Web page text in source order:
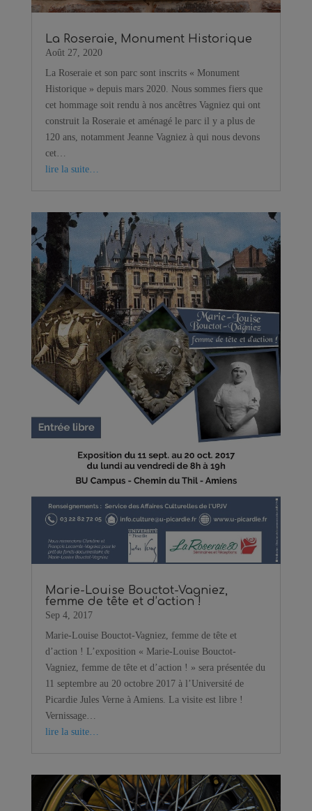
La Roseraie, Monument Historique
Août 27, 2020
La Roseraie et son parc sont inscrits « Monument
Historique » depuis mars 2020. Nous sommes fiers que
cet hommage soit rendu à nos ancêtres Vagniez qui ont
construit la Roseraie et aménagé le parc il y a plus de
120 ans, notamment Jeanne Vagniez à qui nous devons
cet…
lire la suite…
Marie-Louise Bouctot-Vagniez,
femme de tête et d’action !
Sep 4, 2017
Marie-Louise Bouctot-Vagniez, femme de tête et
d’action ! L’exposition « Marie-Louise Bouctot-
Vagniez, femme de tête et d’action ! » sera présentée du
11 septembre au 20 octobre 2017 à l’Université de
Picardie Jules Verne à Amiens. La visite est libre !
Vernissage…
lire la suite…